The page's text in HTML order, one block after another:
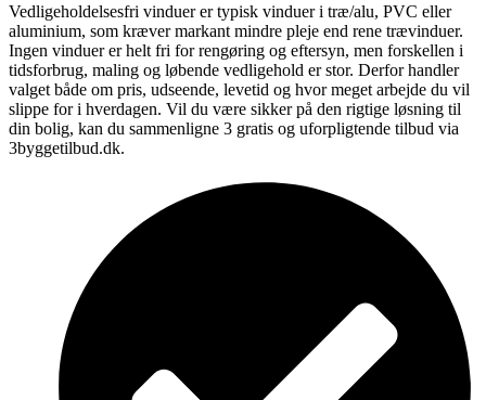
Vedligeholdelsesfri vinduer er typisk vinduer i træ/alu, PVC eller
aluminium, som kræver markant mindre pleje end rene trævinduer.
Ingen vinduer er helt fri for rengøring og eftersyn, men forskellen i
tidsforbrug, maling og løbende vedligehold er stor. Derfor handler
valget både om pris, udseende, levetid og hvor meget arbejde du vil
slippe for i hverdagen. Vil du være sikker på den rigtige løsning til
din bolig, kan du sammenligne 3 gratis og uforpligtende tilbud via
3byggetilbud.dk.